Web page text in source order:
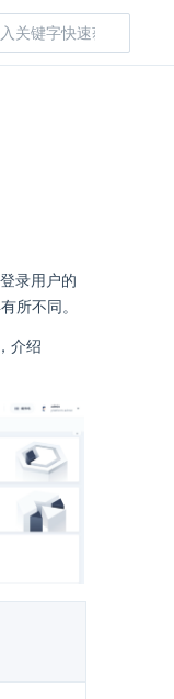
录用户的
所不同。
介绍